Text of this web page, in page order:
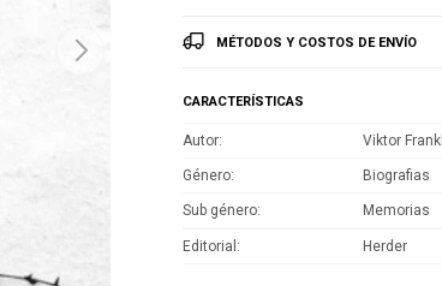
MÉTODOS Y COSTOS DE ENVÍO
CARACTERÍSTICAS
Autor Viktor Frankl
Género Biografias
Sub género Memorias
Editorial Herder